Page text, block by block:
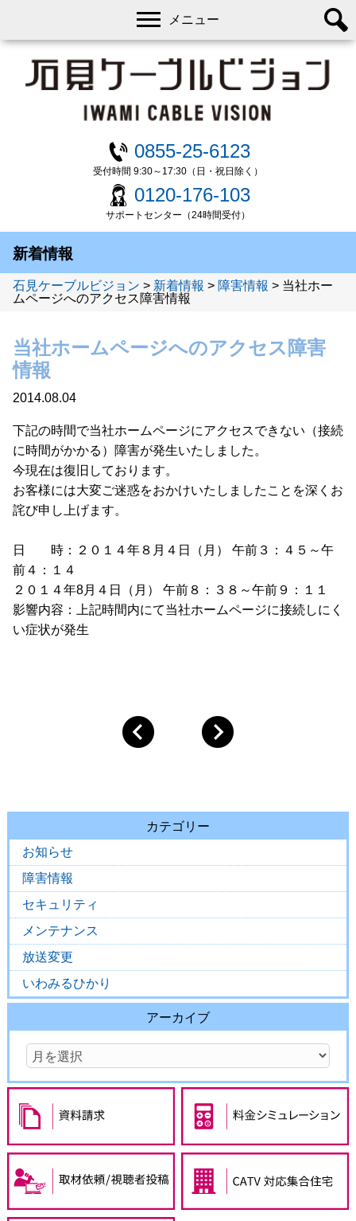
0855-25-6123
受付時間 9:30～17:30（日・祝日除く）
0120-176-103
サポートセンター（24時間受付）
メニュー
新着情報
石見ケーブルビジョン > 新着情報 > 障害情報 > 当社ホー
ムページへのアクセス障害情報
当社ホームページへのアクセス障害
情報
2014.08.04
下記の時間で当社ホームページにアクセスできない（接続
に時間がかかる）障害が発生いたしました。
今現在は復旧しております。
お客様には大変ご迷惑をおかけいたしましたことを深くお
詫び申し上げます。
日 時：２０１４年８月４日（月） 午前３：４５～午
前４：１４
２０１４年8月４日（月） 午前８：３８～午前９：１１
影響内容：上記時間内にて当社ホームページに接続しにく
い症状が発生
カテゴリー
お知らせ
障害情報
セキュリティ
メンテナンス
放送変更
いわみるひかり
アーカイブ